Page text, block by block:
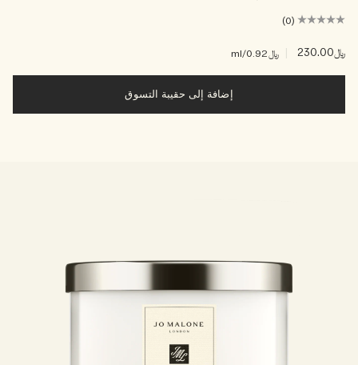
(0)
﷼230.00 ﷼0.92 /ml
إضافة إلى حقيبة التسوق